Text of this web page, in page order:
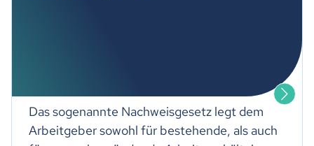
Das sogenannte Nachweisgesetz legt dem
Arbeitgeber sowohl für bestehende, als auch